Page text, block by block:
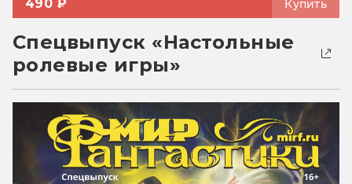
490 ₽ Купить
Спецвыпуск «Настольные
ролевые игры»